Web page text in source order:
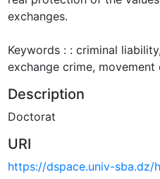
exchanges.
Keywords : : criminal
exchange crime,
Description
Doctorat
URI
https://dspace.univ-sba.dz/